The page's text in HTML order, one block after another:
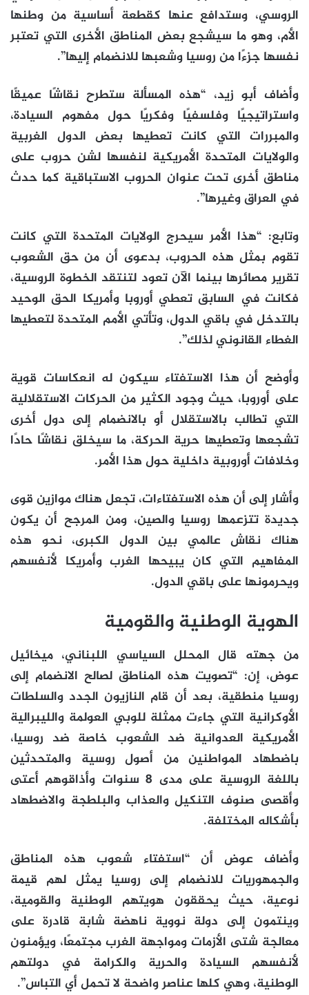
الروسي، وستدافع عنها كقطعة أساسية من وطنها
الأم، وهو ما سيشجع بعض المناطق الأخرى التي تعتبر
نفسها جزءًا من روسيا وشعبها للانضمام إليها”.
وأضاف أبو زيد، “هذه المسألة ستطرح نقاشًا عميقًا
واستراتيجيًا وفلسفيًا وفكريًا حول مفهوم السيادة،
والمبررات التي كانت تعطيها بعض الدول الغربية
والولايات المتحدة الأمريكية لنفسها لشن حروب على
مناطق أخرى تحت عنوان الحروب الاستباقية كما حدث
في العراق وغيرها”.
وتابع: “هذا الأمر سيحرج الولايات المتحدة التي كانت
تقوم بمثل هذه الحروب، بدعوى أن من حق الشعوب
تقرير مصائرها بينما الآن تعود لتنتقد الخطوة الروسية،
فكانت في السابق تعطي أوروبا وأمريكا الحق الوحيد
بالتدخل في باقي الدول، وتأتي الأمم المتحدة لتعطيها
الغطاء القانوني لذلك”.
وأوضح أن هذا الاستفتاء سيكون له انعكاسات قوية
على أوروبا، حيث وجود الكثير من الحركات الاستقلالية
التي تطالب بالاستقلال أو بالانضمام إلى دول أخرى
تشجعها وتعطيها حرية الحركة، ما سيخلق نقاشًا حادًا
وخلافات أوروبية داخلية حول هذا الأمر.
وأشار إلى أن هذه الاستفتاءات، تجعل هناك موازين قوى
جديدة تتزعمها روسيا والصين، ومن المرجح أن يكون
هناك نقاش عالمي بين الدول الكبرى، نحو هذه
المفاهيم التي كان يبيحها الغرب وأمريكا لأنفسهم
ويحرمونها على باقي الدول.
الهوية الوطنية والقومية
من جهته قال المحلل السياسي اللبناني، ميخائيل
عوض، إن: “تصويت هذه المناطق لصالح الانضمام إلى
روسيا منطقية، بعد أن قام النازيون الجدد والسلطات
الأوكرانية التي جاءت ممثلة للوبي العولمة والليبرالية
الأمريكية العدوانية ضد الشعوب خاصة ضد روسيا،
باضطهاد المواطنين من أصول روسية والمتحدثين
باللغة الروسية على مدى 8 سنوات وأذاقوهم أعتى
وأقصى صنوف التنكيل والعذاب والبلطجة والاضطهاد
بأشكاله المختلفة.
وأضاف عوض أن “استفتاء شعوب هذه المناطق
والجمهوريات للانضمام إلى روسيا يمثل لهم قيمة
نوعية، حيث يحققون هويتهم الوطنية والقومية،
وينتمون إلى دولة نووية ناهضة شابة قادرة على
معالجة شتى الأزمات ومواجهة الغرب مجتمعًا، ويؤمنون
لأنفسهم السيادة والحرية والكرامة في دولتهم
الوطنية، وهي كلها عناصر واضحة لا تحمل أي التباس”.